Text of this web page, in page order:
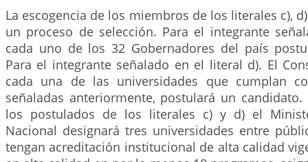
La escogencia de los miembros de los literales c),
un proceso de selección. Para el integrante
cada uno de los 32 Gobernadores del país
Para el integrante señalado en el literal d). El
cada una de las universidades que cumplan
señaladas anteriormente, postulará un candidato.
los postulados de los literales c) y d) el
Nacional designará tres universidades entre
tengan acreditación institucional de alta calidad